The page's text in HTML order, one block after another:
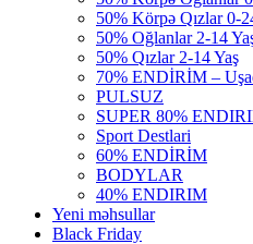
50% Körpə Qızlar 0-
50% Oğlanlar 2-14
50% Qızlar 2-14 Yaş
70% ENDİRİM –
PULSUZ
SUPER 80%
Sport Destlari
60% ENDİRİM
BODYLAR
40% ENDIRIM
Yeni məhsullar
Black Friday